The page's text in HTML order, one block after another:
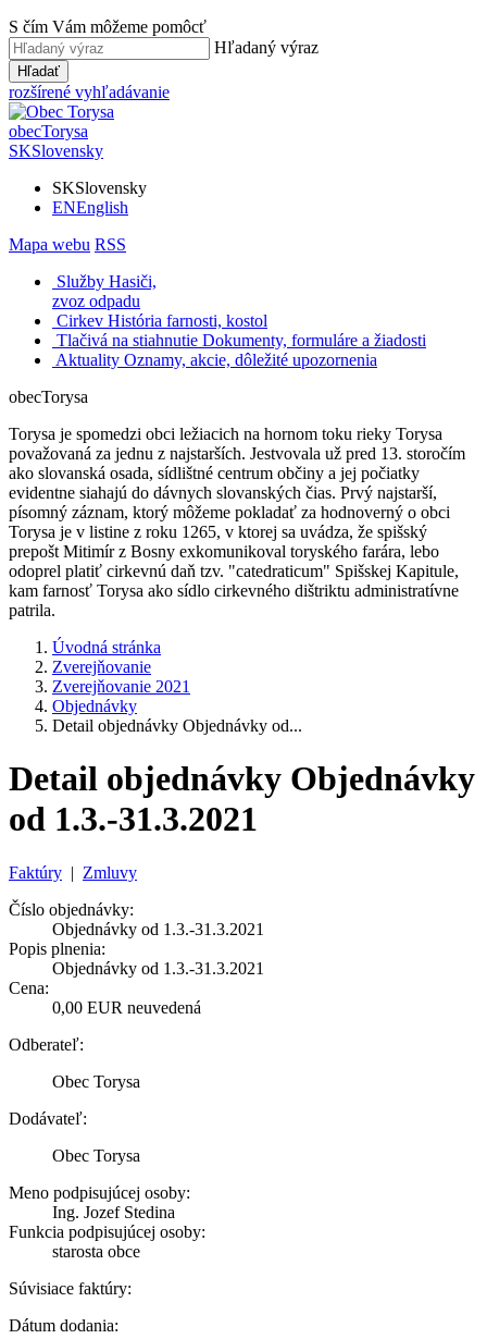
S čím Vám môžeme pomôcť
Hľadaný výraz
Hľadať
rozšírené vyhľadávanie
obecTorysa
SKSlovensky
SKSlovensky
ENEnglish
Mapa webu RSS
Služby Hasiči,
zvoz odpadu
Cirkev História farnosti, kostol
Tlačivá na stiahnutie Dokumenty, formuláre a žiadosti
Aktuality Oznamy, akcie, dôležité upozornenia
obecTorysa
Torysa je spomedzi obci ležiacich na hornom toku rieky Torysa
považovaná za jednu z najstarších. Jestvovala už pred 13. storočím
ako slovanská osada, sídlištné centrum občiny a jej počiatky
evidentne siahajú do dávnych slovanských čias. Prvý najstarší,
písomný záznam, ktorý môžeme pokladať za hodnoverný o obci
Torysa je v listine z roku 1265, v ktorej sa uvádza, že spišský
prepošt Mitimír z Bosny exkomunikoval toryského farára, lebo
odoprel platiť cirkevnú daň tzv. "catedraticum" Spišskej Kapitule,
kam farnosť Torysa ako sídlo cirkevného dištriktu administratívne
patrila.
Úvodná stránka
Zverejňovanie
Zverejňovanie 2021
Objednávky
Detail objednávky Objednávky od...
Detail objednávky Objednávky
od 1.3.-31.3.2021
Faktúry | Zmluvy
Číslo objednávky:
Objednávky od 1.3.-31.3.2021
Popis plnenia:
Objednávky od 1.3.-31.3.2021
Cena:
0,00 EUR neuvedená
Odberateľ:
Obec Torysa
Dodávateľ:
Obec Torysa
Meno podpisujúcej osoby:
Ing. Jozef Stedina
Funkcia podpisujúcej osoby:
starosta obce
Súvisiace faktúry:
Dátum dodania: